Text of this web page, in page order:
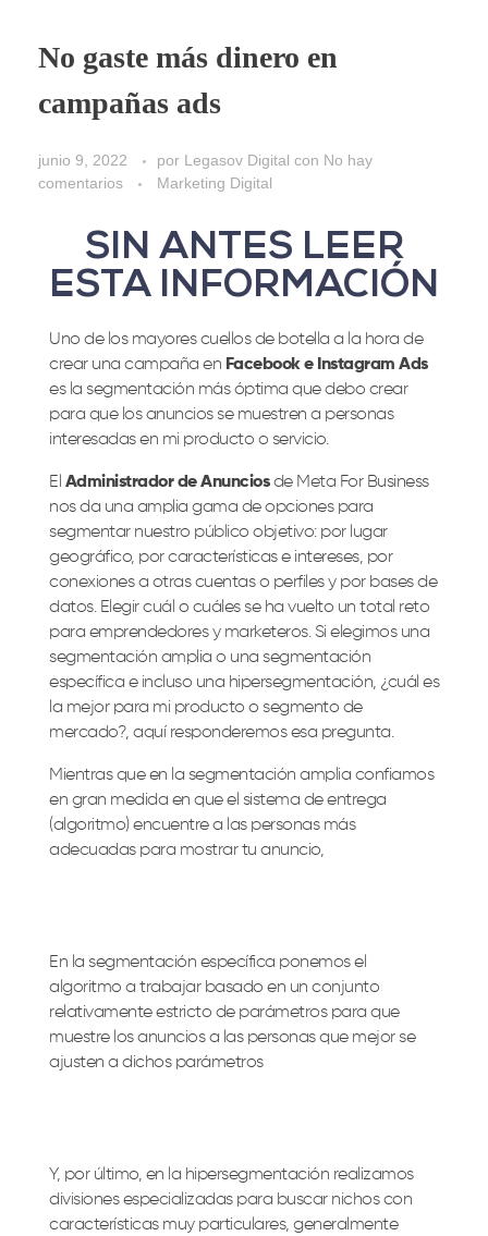
No gaste más dinero en
campañas ads
junio 9, 2022 por Legasov Digital con No hay
comentarios
Marketing Digital
SIN ANTES LEER
ESTA INFORMACIÓN
Uno de los mayores cuellos de botella a la hora de
crear una campaña en Facebook e Instagram Ads
es la segmentación más óptima que debo crear
para que los anuncios se muestren a personas
interesadas en mi producto o servicio.
El Administrador de Anunciosde Meta For Business
nos da una amplia gama de opciones para
segmentar nuestro público objetivo: por lugar
geográfico, por características e intereses, por
conexiones a otras cuentas o perfiles y por bases de
datos. Elegir cuál o cuáles se ha vuelto un total reto
para emprendedores y marketeros. Si elegimos una
segmentación amplia o una segmentación
específica e incluso una hipersegmentación, ¿cuál es
la mejor para mi producto o segmento de
mercado?, aquí responderemos esa pregunta.
Mientras que en la segmentación amplia confiamos
en gran medida en que el sistema de entrega
(algoritmo) encuentre a las personas más
adecuadas para mostrar tu anuncio,
En la segmentación específica ponemos el
algoritmo a trabajar basado en un conjunto
relativamente estricto de parámetros para que
muestre los anuncios a las personas que mejor se
ajusten a dichos parámetros
Y, por último, en la hipersegmentación realizamos
divisiones especializadas para buscar nichos con
características muy particulares, generalmente